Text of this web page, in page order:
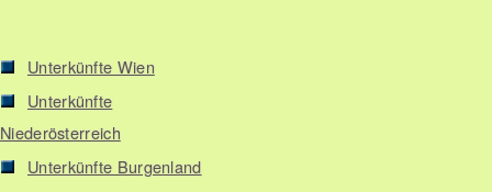
Unterkünfte Wien
Unterkünfte
Niederösterreich
Unterkünfte Burgenland